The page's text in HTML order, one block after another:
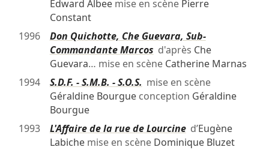
Edward Albeemise en scène Pierre
Constant
1996
Don Quichotte, Che Guevara, Sub-
Commandante Marcos d'après Che
Guevara… mise en scène Catherine Marnas
1994
S.D.F. - S.M.B. - S.O.S. mise en scène
Géraldine Bourgueconception Géraldine
Bourgue
1993
L'Affaire de la rue de Lourcined’Eugène
Labichemise en scène Dominique Bluzet